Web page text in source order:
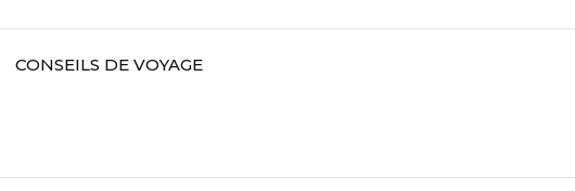
CONSEILS DE VOYAGE